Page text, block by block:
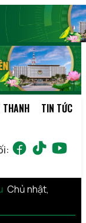
THANH TIN TỨC
Chủ nhật,